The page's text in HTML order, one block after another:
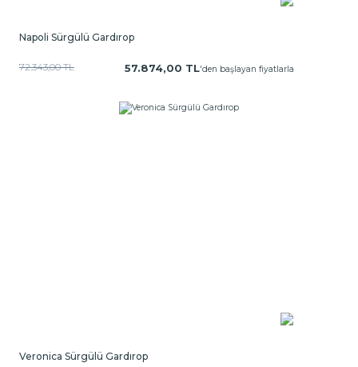
Napoli Sürgülü Gardırop
72.343,00 TL 57.874,00 TL'den başlayan fiyatlarla
Veronica Sürgülü Gardırop